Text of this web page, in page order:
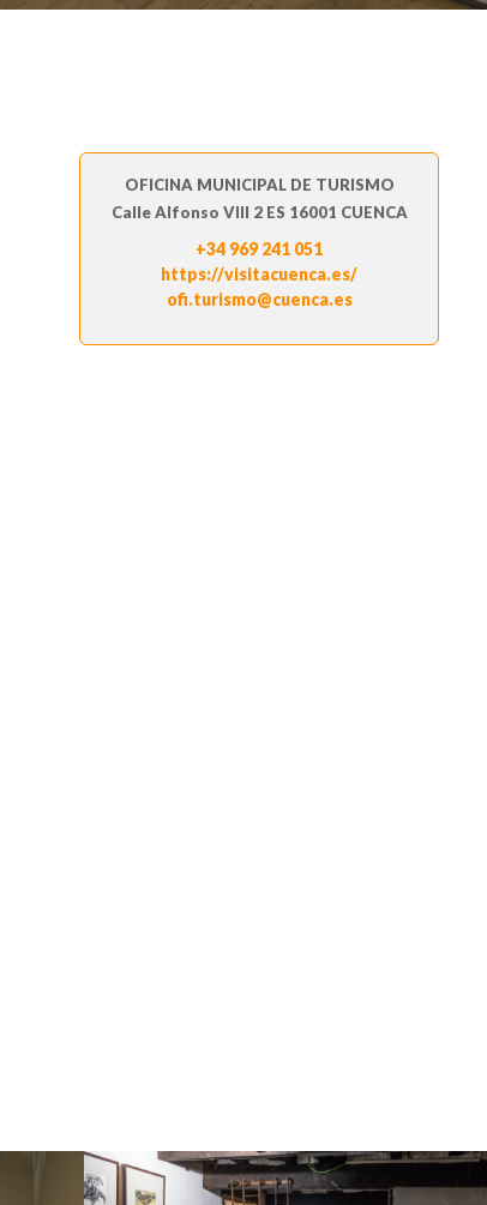
OFICINA MUNICIPAL DE TURISMO
Calle Alfonso VIII 2 ES 16001 CUENCA
+34 969 241 051
https://visitacuenca.es/
ofi.turismo@cuenca.es